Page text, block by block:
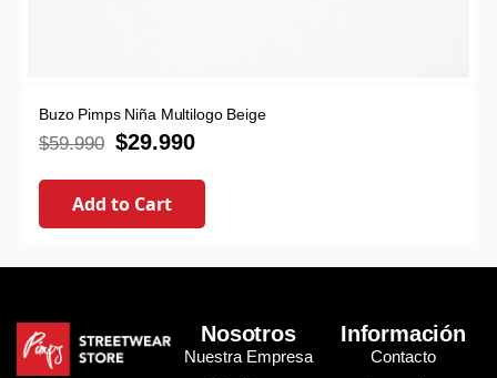
Buzo Pimps Niña Multilogo Beige
$59.990 $29.990
Add to Cart
Nosotros
Nuestra Empresa
Información
Contacto